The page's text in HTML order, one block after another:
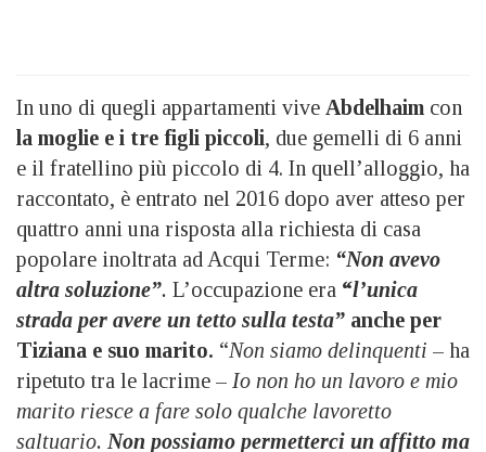
In uno di quegli appartamenti vive Abdelhaim con
la moglie e i tre figli piccoli, due gemelli di 6 anni
e il fratellino più piccolo di 4. In quell’alloggio, ha
raccontato, è entrato nel 2016 dopo aver atteso per
quattro anni una risposta alla richiesta di casa
popolare inoltrata ad Acqui Terme: “Non avevo
altra soluzione”. L’occupazione era “l’unica
strada per avere un tetto sulla testa” anche per
Tiziana e suo marito. “Non siamo delinquenti – ha
ripetuto tra le lacrime – Io non ho un lavoro e mio
marito riesce a fare solo qualche lavoretto
saltuario. Non possiamo permetterci un affitto ma